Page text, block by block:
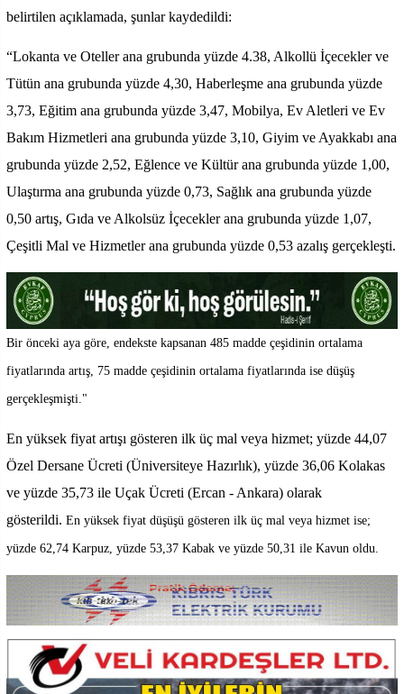
belirtilen açıklamada, şunlar kaydedildi:
“Lokanta ve Oteller ana grubunda yüzde 4.38, Alkollü İçecekler ve
Tütün ana grubunda yüzde 4,30, Haberleşme ana grubunda yüzde
3,73, Eğitim ana grubunda yüzde 3,47, Mobilya, Ev Aletleri ve Ev
Bakım Hizmetleri ana grubunda yüzde 3,10, Giyim ve Ayakkabı ana
grubunda yüzde 2,52, Eğlence ve Kültür ana grubunda yüzde 1,00,
Ulaştırma ana grubunda yüzde 0,73, Sağlık ana grubunda yüzde
0,50 artış, Gıda ve Alkolsüz İçecekler ana grubunda yüzde 1,07,
Çeşitli Mal ve Hizmetler ana grubunda yüzde 0,53 azalış gerçekleşti.
Bir önceki aya göre, endekste kapsanan 485 madde çeşidinin ortalama
fiyatlarında artış, 75 madde çeşidinin ortalama fiyatlarında ise düşüş
gerçekleşmişti."
En yüksek fiyat artışı gösteren ilk üç mal veya hizmet; yüzde 44,07
Özel Dersane Ücreti (Üniversiteye Hazırlık), yüzde 36,06 Kolakas
ve yüzde 35,73 ile Uçak Ücreti (Ercan - Ankara) olarak
gösterildi. En yüksek fiyat düşüşü gösteren ilk üç mal veya hizmet ise;
yüzde 62,74 Karpuz, yüzde 53,37 Kabak ve yüzde 50,31 ile Kavun oldu.